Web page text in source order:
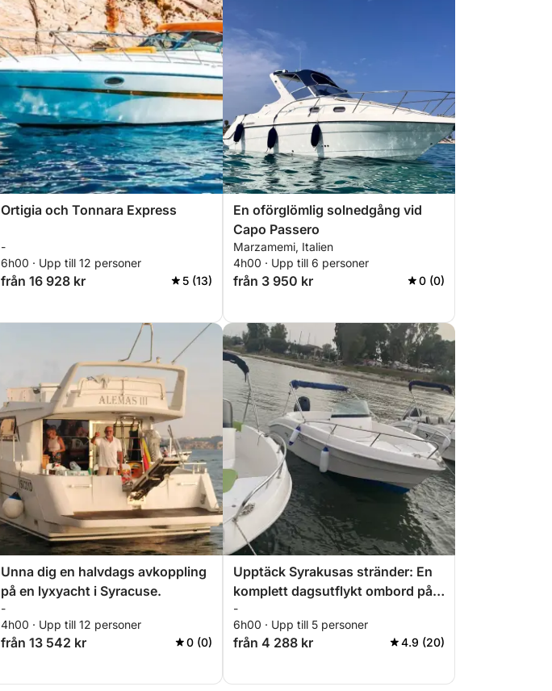
Ortigia och Tonnara Express
-
6h00 · Upp till 12 personer
från 16 928 kr 5 (13)
En oförglömlig solnedgång vid
Capo Passero
Marzamemi, Italien
4h00 · Upp till 6 personer
från 3 950 kr 0 (0)
Unna dig en halvdags avkoppling
på en lyxyacht i Syracuse.
-
4h00 · Upp till 12 personer
från 13 542 kr 0 (0)
Upptäck Syrakusas stränder: En
komplett dagsutflykt ombord på
en motorbåt
-
6h00 · Upp till 5 personer
från 4 288 kr 4.9 (20)